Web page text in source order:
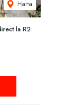
Harta
la R2